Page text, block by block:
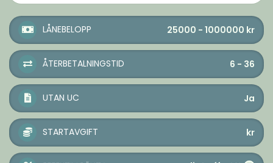
LÅNEBELOPP 25000 - 1000000 kr
ÅTERBETALNINGSTID 6 - 36
UTAN UC Ja
STARTAVGIFT kr